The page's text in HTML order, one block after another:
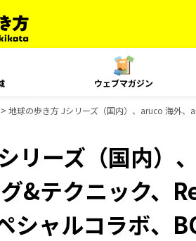
ウェブマガジン
地球の歩き方 Jシリーズ（国内）、aruco 海外、
リーズ（国内）
&テクニック、
シャルコラボ、